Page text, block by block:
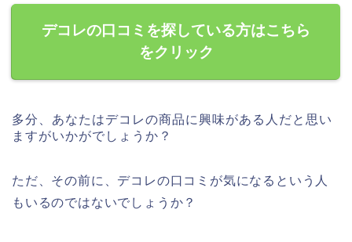
デコレの口コミを探している方はこちら
をクリック
多分、あなたはデコレの商品に興味がある人だと思い
ますがいかがでしょうか？
ただ、その前に、デコレの口コミが気になるという人
もいるのではないでしょうか？